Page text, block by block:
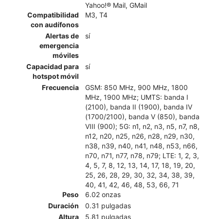
Yahoo!® Mail, GMail
Compatibilidad
con audífonos
M3, T4
Alertas de
emergencia
móviles
sí
Capacidad para
hotspot móvil
sí
Frecuencia
GSM: 850 MHz, 900 MHz, 1800
MHz, 1900 MHz; UMTS: banda I
(2100), banda II (1900), banda IV
(1700/2100), banda V (850), banda
VIII (900); 5G: n1, n2, n3, n5, n7, n8,
n12, n20, n25, n26, n28, n29, n30,
n38, n39, n40, n41, n48, n53, n66,
n70, n71, n77, n78, n79; LTE: 1, 2, 3,
4, 5, 7, 8, 12, 13, 14, 17, 18, 19, 20,
25, 26, 28, 29, 30, 32, 34, 38, 39,
40, 41, 42, 46, 48, 53, 66, 71
Peso
6.02 onzas
Duración
0.31 pulgadas
Altura
5.81 pulgadas